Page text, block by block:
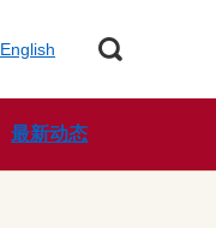
English
最新动态